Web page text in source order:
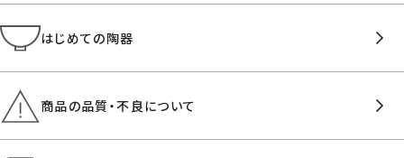
はじめての陶器
商品の品質・不良について